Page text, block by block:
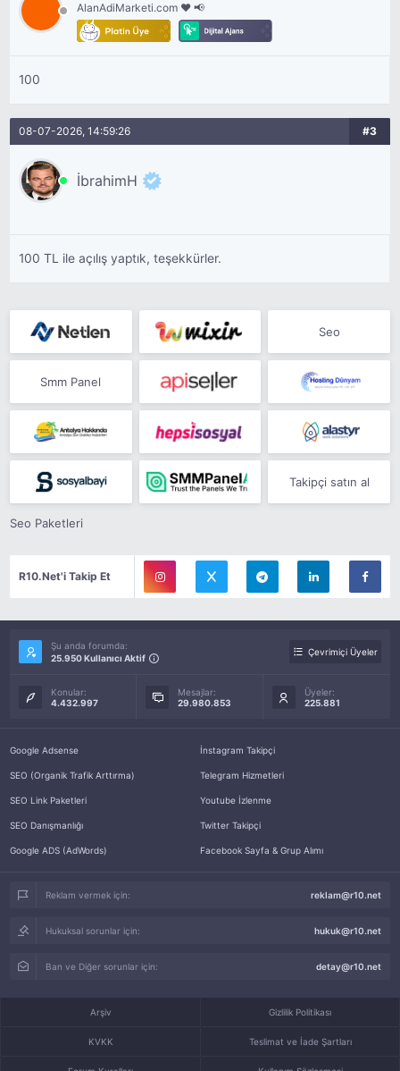
AlanAdiMarketi.com ❤️ 📢
100
08-07-2026, 14:59:26 #3
İbrahimH
100 TL ile açılış yaptık, teşekkürler.
Seo
Smm Panel
Takipçi satın al
Seo Paketleri
R10.Net'i Takip Et
Şu anda forumda:
25.950 Kullanıcı Aktif
Çevrimiçi Üyeler
Konular:
4.432.997
Mesajlar:
29.980.853
Üyeler:
225.881
Google Adsense
SEO (Organik Trafik Arttırma)
SEO Link Paketleri
SEO Danışmanlığı
Google ADS (AdWords)
İnstagram Takipçi
Telegram Hizmetleri
Youtube İzlenme
Twitter Takipçi
Facebook Sayfa & Grup Alımı
Reklam vermek için: reklam@r10.net
Hukuksal sorunlar için: hukuk@r10.net
Ban ve Diğer sorunlar için: detay@r10.net
Arşiv Gizlilik Politikası
KVKK Teslimat ve İade Şartları